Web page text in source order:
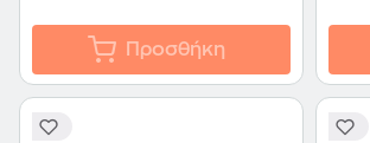
Προσθήκη